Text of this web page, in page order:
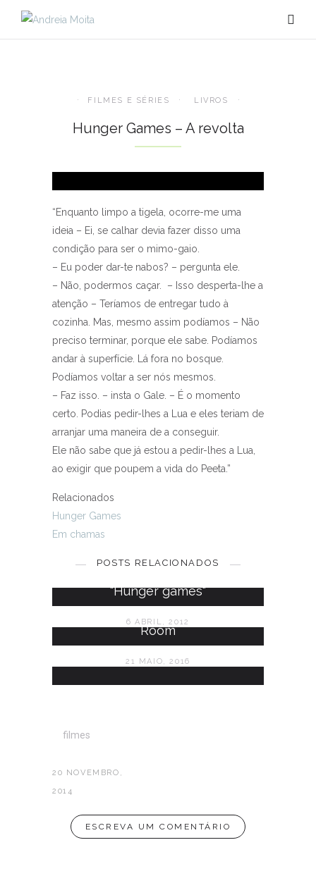
FILMES E SÉRIES LIVROS
Hunger Games – A revolta
“Enquanto limpo a tigela, ocorre-me uma
ideia – Ei, se calhar devia fazer disso uma
condição para ser o mimo-gaio.
– Eu poder dar-te nabos? – pergunta ele.
– Não, podermos caçar. – Isso desperta-lhe a
atenção – Teríamos de entregar tudo à
cozinha. Mas, mesmo assim podíamos – Não
preciso terminar, porque ele sabe. Podíamos
andar à superfície. Lá fora no bosque.
Podíamos voltar a ser nós mesmos.
– Faz isso. – insta o Gale. – É o momento
certo. Podias pedir-lhes a Lua e eles teriam de
arranjar uma maneira de a conseguir.
Ele não sabe que já estou a pedir-lhes a Lua,
ao exigir que poupem a vida do Peeta.”
Relacionados
Hunger Games
Em chamas
POSTS RELACIONADOS
"Hunger games"
6 ABRIL, 2012
Room
21 MAIO, 2016
filmes
20 NOVEMBRO,
2014
ESCREVA UM COMENTÁRIO